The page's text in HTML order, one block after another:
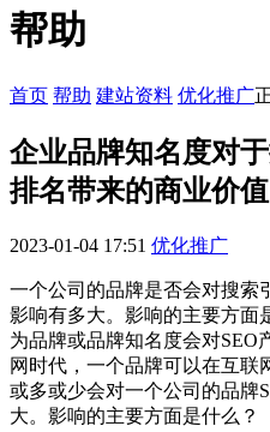
帮助
首页 帮助 建站资料 优化推广
企业品牌知名度对
排名带来的商业价值
2023-01-04 17:51 优化推广
一个公司的品牌是否会对搜索
影响有多大。影响的主要方面
为品牌或品牌知名度会对SEO
网时代，一个品牌可以在互联
或多或少会对一个公司的品牌
大。影响的主要方面是什么？